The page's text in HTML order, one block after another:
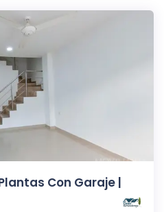
Con Garaje |